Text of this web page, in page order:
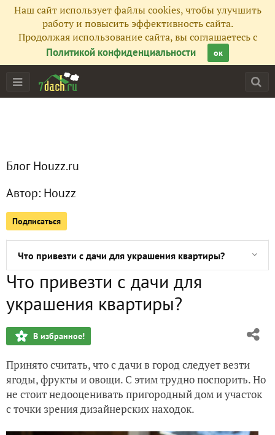
Наш сайт использует файлы cookies, чтобы улучшить
работу и повысить эффективность сайта.
Продолжая использование сайта, вы соглашаетесь с
Политикой конфиденциальности
ок
Блог Houzz.ru
Автор: Houzz
Подписаться
Главная
Сейчас обсуждают
Успеть за 24 часа: как быстро и недорого украсить дачу
Что привезти с дачи для украшения квартиры?
7 популярных желаний, которые можно воплотить
Покажите нам свои грядки! Houzz ищет таланты!
Ловкость рук и никакого мошенничества: дачная мебель
Как переодеть дачу к летнему сезону
Быстрый ремонт на даче: дешево и сер… дечно!
Что привезти с дачи для
украшения квартиры?
В избранное!
Принято считать, что с дачи в город следует везти
ягоды, фрукты и овощи. С этим трудно поспорить. Но
не стоит недооценивать пригородный дом и участок
с точки зрения дизайнерских находок.